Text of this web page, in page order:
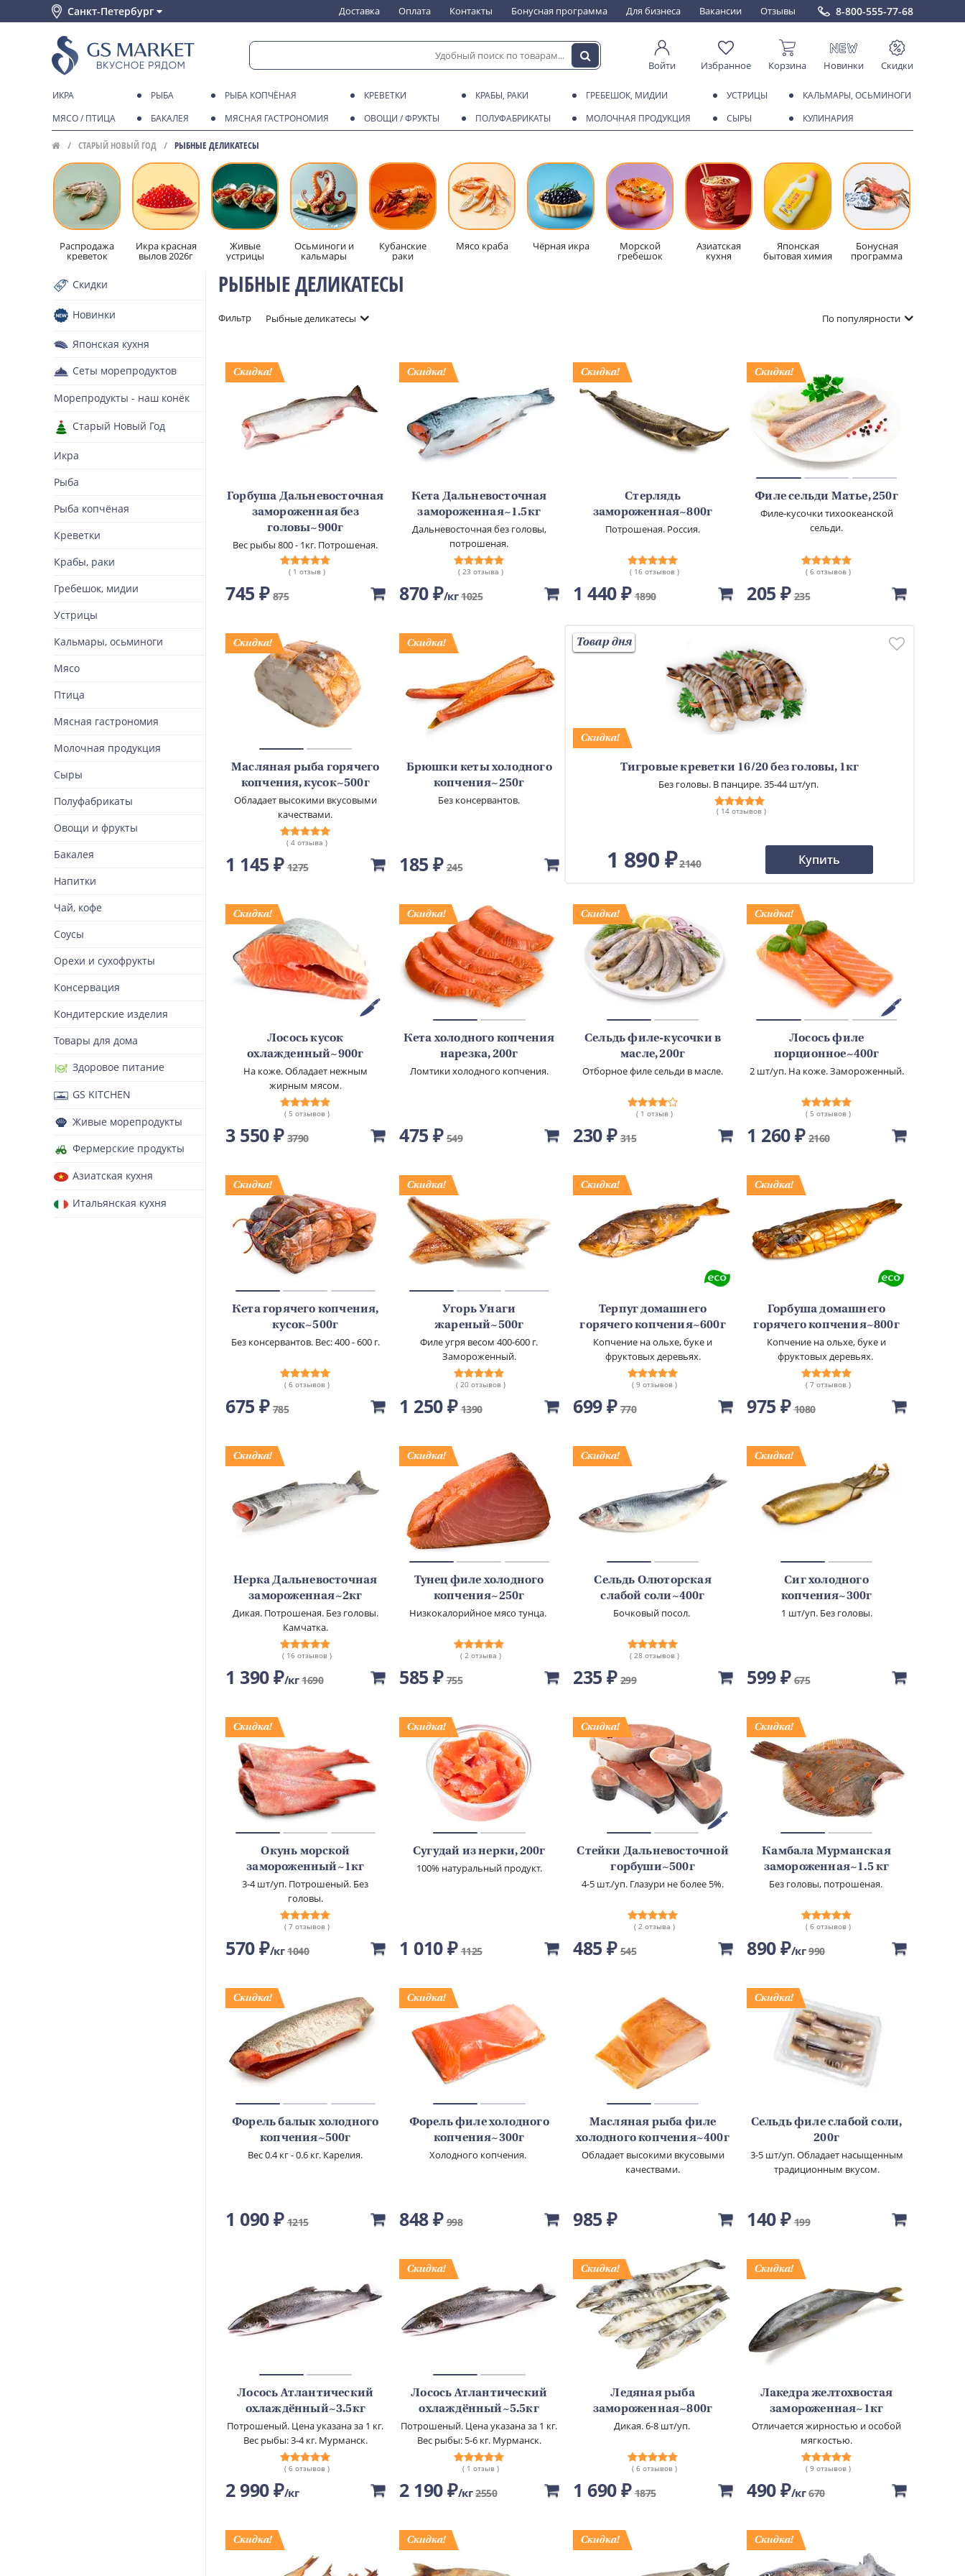
Санкт-Петербург Доставка Оплата Контакты Бонусная программа Для бизнеса Вакансии Отзывы 8-800-555-77-68
Войти Избранное Корзина Новинки Скидки
ИКРА РЫБА РЫБА КОПЧЁНАЯ КРЕВЕТКИ КРАБЫ, РАКИ ГРЕБЕШОК, МИДИИ УСТРИЦЫ
КАЛЬМАРЫ, ОСЬМИНОГИ
МЯСО / ПТИЦА
БАКАЛЕЯ МЯСНАЯ ГАСТРОНОМИЯ ОВОЩИ / ФРУКТЫ ПОЛУФАБРИКАТЫ МОЛОЧНАЯ ПРОДУКЦИЯ СЫРЫ КУЛИНАРИЯ
СТАРЫЙ НОВЫЙ ГОД РЫБНЫЕ ДЕЛИКАТЕСЫ
Распродажа
креветок
Икра красная
вылов 2026г
Живые
устрицы
Осьминоги и
кальмары
Кубанские
раки
Мясо краба Чёрная икра Морской
гребешок
Азиатская
кухня
Японская
бытовая химия
Бонусная
программа
РЫБНЫЕ ДЕЛИКАТЕСЫ
Фильтр Рыбные деликатесы По популярности
Горбуша Дальневосточная
замороженная без
головы~900г
Вес рыбы 800 - 1кг. Потрошеная.
( 1 отзыв )
745 ₽ 875
Кета Дальневосточная
замороженная~1.5кг
Дальневосточная без головы,
потрошеная.
( 23 отзыва )
870 ₽ кг 1025
Стерлядь
замороженная~800г
Потрошеная. Россия.
( 16 отзывов )
1 440 ₽ 1890
Филе сельди Матье, 250г
Филе-кусочки тихоокеанской
сельди.
( 6 отзывов )
205 ₽ 235
Масляная рыба горячего
копчения, кусок~500г
Обладает высокими вкусовыми
качествами.
( 4 отзыва )
1 145 ₽ 1275
Брюшки кеты холодного
копчения~250г
Без консервантов.
185 ₽ 245
Товар дня
Тигровые креветки 16/20 без головы, 1кг
Без головы. В панцире. 35-44 шт/уп.
( 14 отзывов )
1 890 ₽ 2140 Купить
Лосось кусок
охлажденный~900г
На коже. Обладает нежным
жирным мясом.
( 5 отзывов )
3 550 ₽ 3790
Кета холодного копчения
нарезка, 200г
Ломтики холодного копчения.
475 ₽ 549
Сельдь филе-кусочки в
масле, 200г
Отборное филе сельди в масле.
( 1 отзыв )
230 ₽ 315
Лосось филе
порционное~400г
2 шт/уп. На коже. Замороженный.
( 5 отзывов )
1 260 ₽ 2160
Кета горячего копчения,
кусок~500г
Без консервантов. Вес: 400 - 600 г.
( 6 отзывов )
675 ₽ 785
Угорь Унаги
жареный~500г
Филе угря весом 400-600 г.
Замороженный.
Содержание соуса не более 10%
( 20 отзывов )
1 250 ₽ 1390
Терпуг домашнего
горячего копчения~600г
Копчение на ольхе, буке и
фруктовых деревьях.
( 9 отзывов )
699 ₽ 770
Горбуша домашнего
горячего копчения~800г
Копчение на ольхе, буке и
фруктовых деревьях.
( 7 отзывов )
975 ₽ 1080
Нерка Дальневосточная
замороженная~2кг
Дикая. Потрошеная. Без головы.
Камчатка.
( 16 отзывов )
1 390 ₽ кг 1690
Тунец филе холодного
копчения~250г
Низкокалорийное мясо тунца.
( 2 отзыва )
585 ₽ 755
Сельдь Олюторская
слабой соли~400г
Бочковый посол.
( 28 отзывов )
235 ₽ 299
Сиг холодного
копчения~300г
1 шт/уп. Без головы.
599 ₽ 675
Окунь морской
замороженный~1кг
3-4 шт/уп. Потрошеный. Без
головы.
( 7 отзывов )
570 ₽ кг 1040
Сугудай из нерки, 200г
100% натуральный продукт.
1 010 ₽ 1125
Стейки Дальневосточной
горбуши~500г
4-5 шт./уп. Глазури не более 5%.
( 2 отзыва )
485 ₽ 545
Камбала Мурманская
замороженная~1.5 кг
Без головы, потрошеная.
( 6 отзывов )
890 ₽ кг 990
Форель балык холодного
копчения~500г
Вес 0.4 кг - 0.6 кг. Карелия.
1 090 ₽ 1215
Форель филе холодного
копчения~300г
Холодного копчения.
848 ₽ 998
Масляная рыба филе
холодного копчения~400г
Обладает высокими вкусовыми
качествами.
985 ₽
Сельдь филе слабой соли,
200г
3-5 шт/уп. Обладает насыщенным
традиционным вкусом.
140 ₽ 199
Лосось Атлантический
охлаждённый~3.5кг
Потрошеный. Цена указана за 1 кг.
Вес рыбы: 3-4 кг. Мурманск.
( 6 отзывов )
2 990 ₽ кг
Лосось Атлантический
охлаждённый~5.5кг
Потрошеный. Цена указана за 1 кг.
Вес рыбы: 5-6 кг. Мурманск.
( 1 отзыв )
2 190 ₽ кг 2550
Ледяная рыба
замороженная~800г
Дикая. 6-8 шт/уп.
( 6 отзывов )
1 690 ₽ 1875
Лакедра желтохвостая
замороженная~1кг
Отличается жирностью и особой
мягкостью.
( 9 отзывов )
490 ₽ кг 670
Скидки
Новинки
Японская кухня
Сеты морепродуктов
Морепродукты - наш конёк
Старый Новый Год
Икра
Рыба
Рыба копчёная
Креветки
Крабы, раки
Гребешок, мидии
Устрицы
Кальмары, осьминоги
Мясо
Птица
Мясная гастрономия
Молочная продукция
Сыры
Полуфабрикаты
Овощи и фрукты
Бакалея
Напитки
Чай, кофе
Соусы
Орехи и сухофрукты
Консервация
Кондитерские изделия
Товары для дома
Здоровое питание
GS KITCHEN
Живые морепродукты
Фермерские продукты
Азиатская кухня
Итальянская кухня